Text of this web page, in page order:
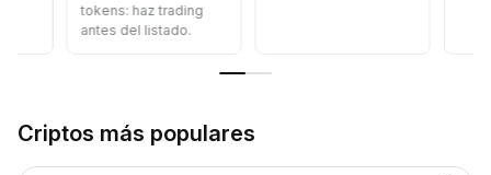
tokens: haz trading
antes del listado.
Criptos más populares